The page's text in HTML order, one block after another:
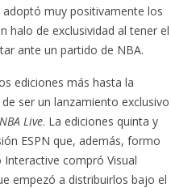
muy positivamente los
halo de exclusividad al tener el
ante un partido de NBA.
ediciones más hasta la
ser un lanzamiento exclusivo
NBA Live. La ediciones quinta y
ESPN que, además, formo
compró Visual
empezó a distribuirlos bajo el